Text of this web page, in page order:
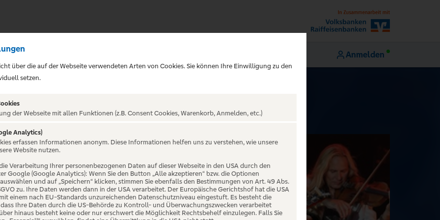
Anmelden
- Lieder
mit Uwe
über die auf der Webseite verwendeten Arten von Cookies. Sie können Ihre Einwilligung zu den
setzen.
der Webseite mit allen Funktionen (z.B. Consent Cookies, Warenkorb, Anmelden, etc.)
Analytics)
erfassen Informationen anonym. Diese Informationen helfen uns zu verstehen, wie unsere
Website nutzen.
Verarbeitung Ihrer personenbezogenen Daten auf dieser Webseite in den USA durch den
Google (Google Analytics): Wenn Sie den Button „Alle akzeptieren“ bzw. die Optionen
und auf „Speichern“ klicken, stimmen Sie ebenfalls den Bestimmungen von Art. 49 Abs.
zu. Ihre Daten werden dann in der USA verarbeitet. Der Europäische Gerichtshof hat die USA
einem nach EU-Standards unzureichenden Datenschutzniveau eingestuft. Es besteht die
Ihre Daten durch die US-Behörde zu Kontroll- und Überwachungszwecken verarbeitet
hinaus besteht keine oder nur erschwert die Möglichkeit Rechtsbehelf einzulegen. Falls Sie